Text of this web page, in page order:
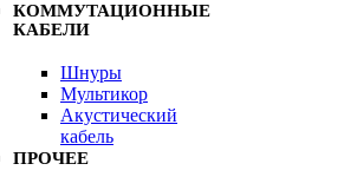
КОММУТАЦИОННЫЕ
КАБЕЛИ
Шнуры
Мультикор
Акустический
кабель
ПРОЧЕЕ